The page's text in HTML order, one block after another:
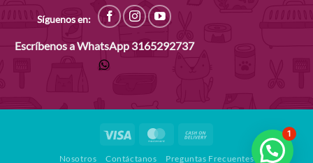
Síguenos en:
Escríbenos a WhatsApp 3165292737
Visa MasterCard
Nosotros Contáctanos Preguntas Frecuentes
1